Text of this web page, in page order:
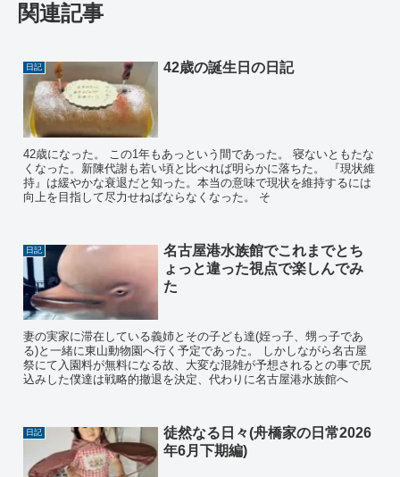
関連記事
日記 42歳の誕生日の日記
42歳になった。 この1年もあっという間であった。 寝ないともたな
くなった。新陳代謝も若い頃と比べれば明らかに落ちた。 『現状維
持』は緩やかな衰退だと知った。本当の意味で現状を維持するには
向上を目指して尽力せねばならなくなった。 そ
日記
名古屋港水族館でこれまでとち
ょっと違った視点で楽しんでみ
た
妻の実家に滞在している義姉とその子ども達(姪っ子、甥っ子であ
る)と一緒に東山動物園へ行く予定であった。 しかしながら名古屋
祭にて入園料が無料になる故、大変な混雑が予想されるとの事で尻
込みした僕達は戦略的撤退を決定、代わりに名古屋港水族館へ
日記
徒然なる日々(舟橋家の日常2026
年6月下期編)